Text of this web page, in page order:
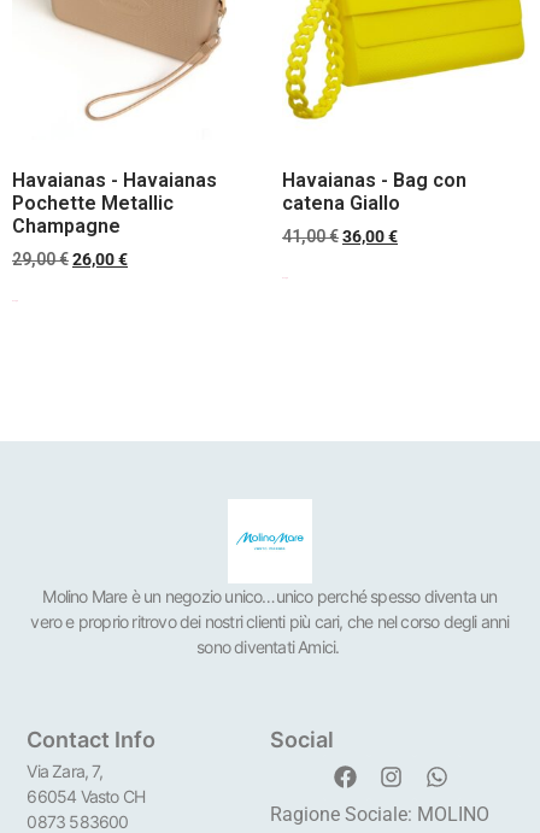
Havaianas - Havaianas
Pochette Metallic
Champagne
29,00€26,00€
Havaianas - Bag con
catena Giallo
41,00€36,00€
Molino Mare è un negozio unico…unico perché spesso diventa un
vero e proprio ritrovo dei nostri clienti più cari, che nel corso degli anni
sono diventati Amici.
Contact Info
Via Zara, 7,
66054 Vasto CH
0873 583600
Social
Ragione Sociale: MOLINO